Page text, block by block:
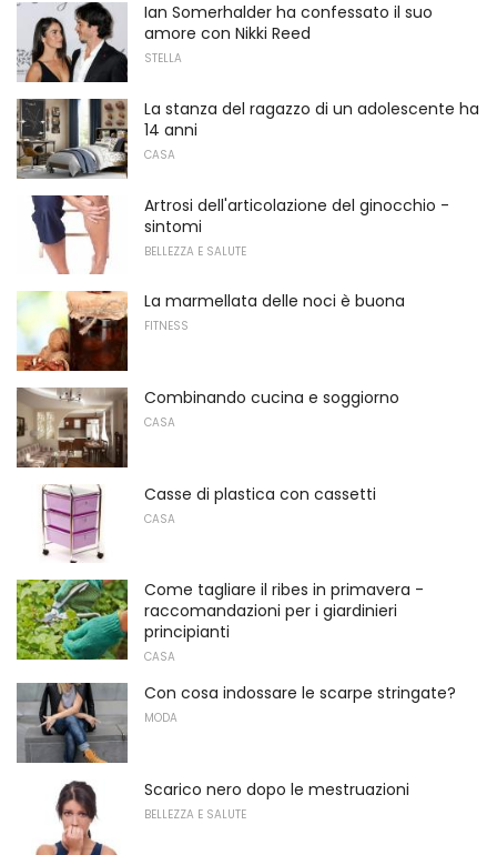
Ian Somerhalder ha confessato il suo
amore con Nikki Reed
STELLA
La stanza del ragazzo di un adolescente ha
14 anni
CASA
Artrosi dell'articolazione del ginocchio -
sintomi
BELLEZZA E SALUTE
La marmellata delle noci è buona
FITNESS
Combinando cucina e soggiorno
CASA
Casse di plastica con cassetti
CASA
Come tagliare il ribes in primavera -
raccomandazioni per i giardinieri
principianti
CASA
Con cosa indossare le scarpe stringate?
MODA
Scarico nero dopo le mestruazioni
BELLEZZA E SALUTE